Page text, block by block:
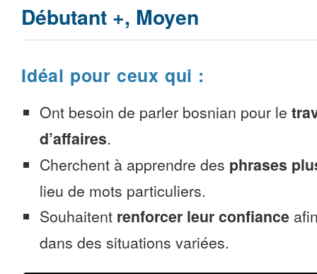
Débutant +, Moyen
Idéal pour ceux qui :
Ont besoin de parler bosnian pour le
d’affaires.
Cherchent à apprendre des phrases
lieu de mots particuliers.
Souhaitent renforcer leur confiance
dans des situations variées.